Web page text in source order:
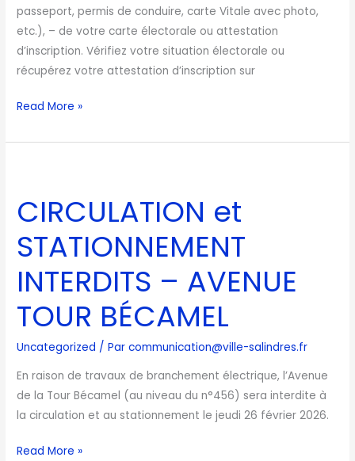
passeport, permis de conduire, carte Vitale avec photo,
etc.), – de votre carte électorale ou attestation
d’inscription. Vérifiez votre situation électorale ou
récupérez votre attestation d’inscription sur
Read More »
CIRCULATION et
STATIONNEMENT
INTERDITS – AVENUE
TOUR BÉCAMEL
Uncategorized / Parcommunication@ville-salindres.fr
En raison de travaux de branchement électrique, l’Avenue
de la Tour Bécamel (au niveau du n°456) sera interdite à
la circulation et au stationnement le jeudi 26 février 2026.
STATIONNEMENT
INTERDITS
–
TOUR
BÉCAMEL
Read More »